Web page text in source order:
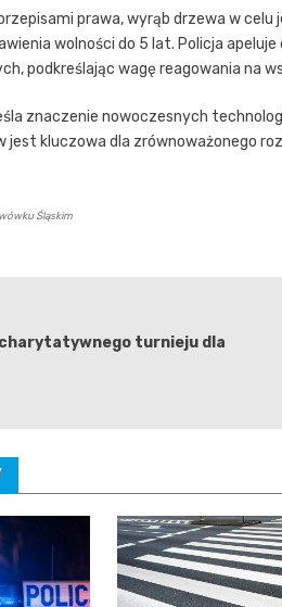
prawa, wyrąb drzewa w
wolności do 5 lat. Policja
podkreślając wagę reagowania na
znaczenie nowoczesnych
jest kluczowa dla zrównoważonego
Śląskim
charytatywnego turnieju dla